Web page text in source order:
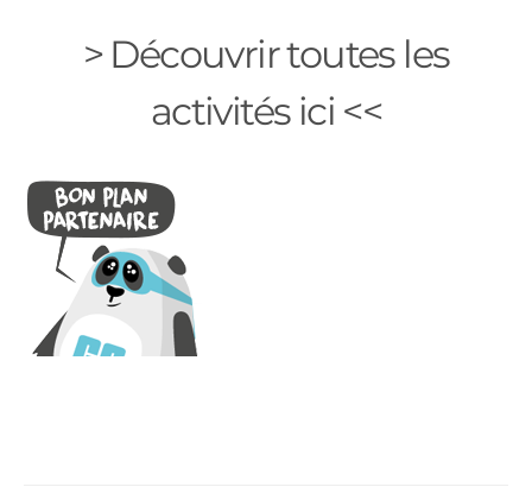
> Découvrir toutes les
activités ici <<